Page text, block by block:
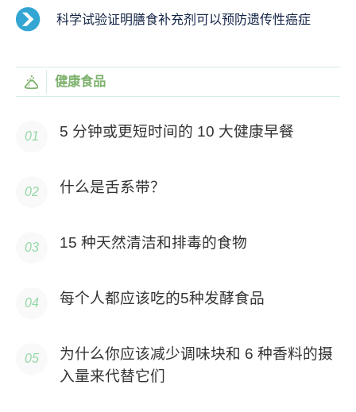
科学试验证明膳食补充剂可以预防遗传性癌症
健康食品
5 分钟或更短时间的 10 大健康早餐
什么是舌系带？
15 种天然清洁和排毒的食物
每个人都应该吃的5种发酵食品
为什么你应该减少调味块和 6 种香料的摄
入量来代替它们